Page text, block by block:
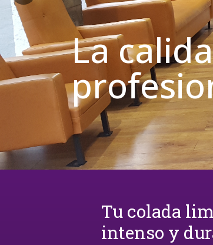
La
Tu colada
intenso y